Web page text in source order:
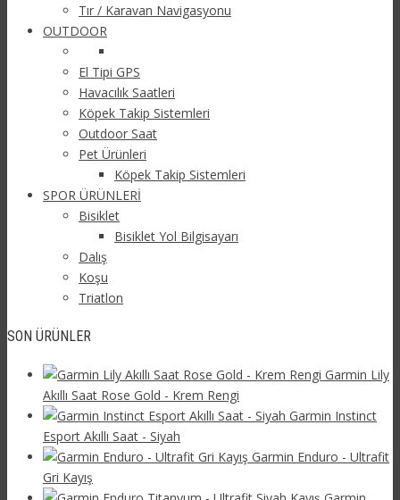
Tır / Karavan Navigasyonu
OUTDOOR
El Tipi GPS
Havacılık Saatleri
Köpek Takip Sistemleri
Outdoor Saat
Pet Ürünleri
Köpek Takip Sistemleri
SPOR ÜRÜNLERİ
Bisiklet
Bisiklet Yol Bilgisayarı
Dalış
Koşu
Triatlon
SON ÜRÜNLER
Garmin Lily
Akıllı Saat Rose Gold - Krem Rengi
Garmin Instinct
Esport Akıllı Saat - Siyah
Garmin Enduro - Ultrafit
Gri Kayış